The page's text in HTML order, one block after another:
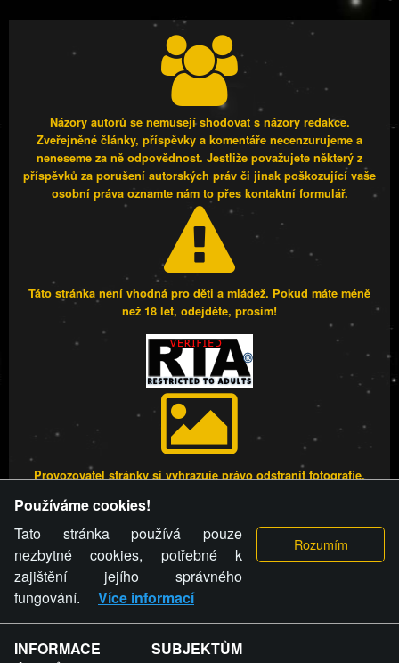
Názory autorů se nemusejí shodovat s názory redakce.
Zveřejněné články, příspěvky a komentáře necenzurujeme a
neneseme za ně odpovědnost. Jestliže považujete některý z
příspěvků za porušení autorských práv či jinak poškozující vaše
osobní práva oznamte nám to přes kontaktní formulář.
Táto stránka není vhodná pro děti a mládež. Pokud máte méně
než 18 let, odejděte, prosím!
Provozovatel stránky si vyhrazuje právo odstranit fotografie,
stránky týče, ani osoba, která umístila fotografii nebo video na
stránku, nemůže z důvodu odstranění fotografie, videa nebo
komentáře pro výše uvedenou okolnost uplatnit vůči
provozovateli stránky žádný nárok na náhradu škody nebo
nemajetkové újmy.
FREESEX.CZ - to je Vaše každodenní dávka
Používáme cookies!
Tato stránka používá pouze
nezbytné cookies, potřebné k
zajištění jejího správného
fungování.
Více informací
INFORMACE SUBJEKTŮM